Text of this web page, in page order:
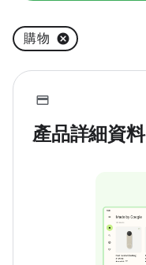
購物
產品詳細資料